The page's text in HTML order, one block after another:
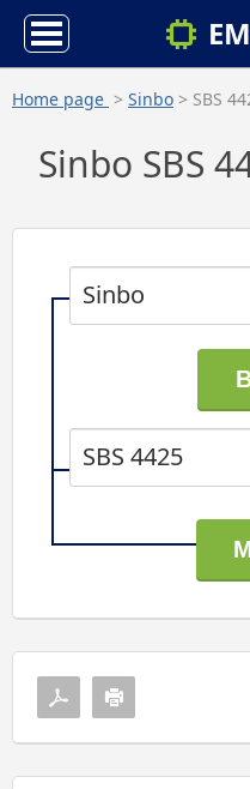
Home page > Sinbo > SBS
Sinbo SBS
Sinbo
SBS 4425